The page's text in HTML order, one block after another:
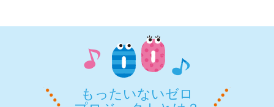
もったいないゼロ